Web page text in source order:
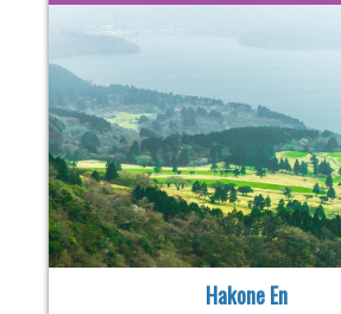
Hakone En